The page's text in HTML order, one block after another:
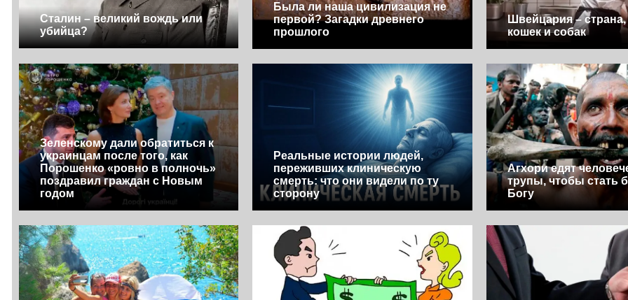
Сталин – великий вождь или
убийца?
Была ли наша цивилизация не
первой? Загадки древнего
прошлого
Швейцария – страна,
кошек и собак
Зеленскому дали обратиться к
украинцам после того, как
Порошенко «ровно в полночь»
поздравил граждан с Новым
годом
Реальные истории людей,
переживших клиническую
смерть: что они видели по ту
сторону
Агхори едят
трупы, чтобы стать
Богу